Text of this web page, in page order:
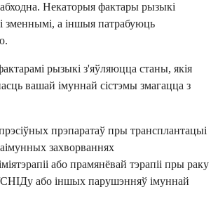
Некаторыя фактары рызыкі
зменнымі, а іншыя патрабуюць
рызыкі з'яўляюцца станы, якія
вашай імуннай сістэмы змагацца з
прэпаратаў пры трансплантацыі
захворваннях
або прамянёвай тэрапіі пры раку
або іншых парушэнняў імуннай